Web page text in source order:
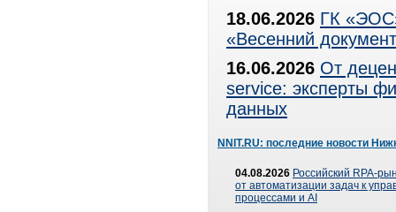
18.06.2026 ГК
«Весенний
16.06.2026 От
service: эксперты
данных
NNIT.RU: последние новости
04.08.2026 Российский RPA-
от автоматизации задач к
процессами и AI